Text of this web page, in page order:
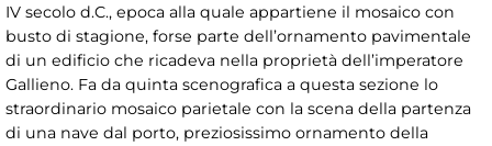
IV secolo d.C., epoca alla quale appartiene il mosaico con
busto di stagione, forse parte dell’ornamento pavimentale
di un edificio che ricadeva nella proprietà dell’imperatore
Gallieno. Fa da quinta scenografica a questa sezione lo
straordinario mosaico parietale con la scena della partenza
di una nave dal porto, preziosissimo ornamento della